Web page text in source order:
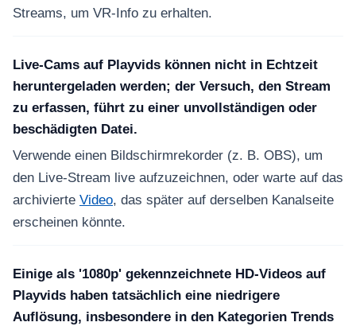
Streams, um VR-Info zu erhalten.
Live-Cams auf Playvids können nicht in Echtzeit
heruntergeladen werden; der Versuch, den Stream
zu erfassen, führt zu einer unvollständigen oder
beschädigten Datei.
Verwende einen Bildschirmrekorder (z. B. OBS), um
den Live-Stream live aufzuzeichnen, oder warte auf das
archivierte Video, das später auf derselben Kanalseite
erscheinen könnte.
Einige als '1080p' gekennzeichnete HD-Videos auf
Playvids haben tatsächlich eine niedrigere
Auflösung, insbesondere in den Kategorien Trends